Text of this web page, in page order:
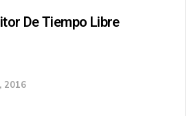
De Tiempo Libre
2016